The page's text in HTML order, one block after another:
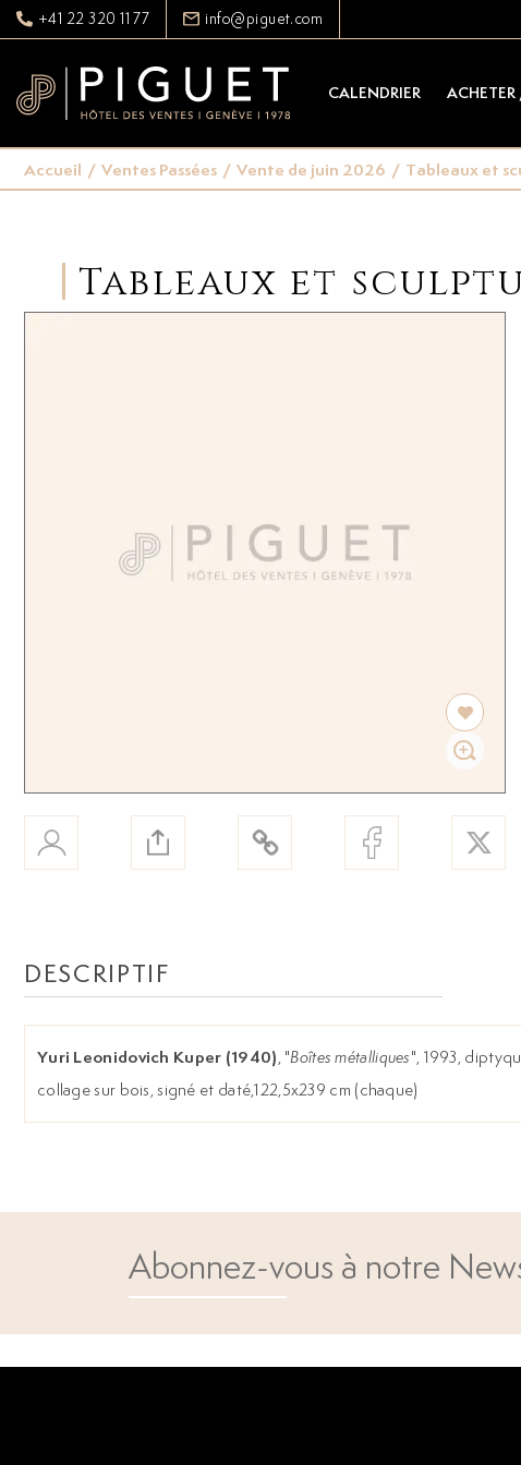
+41 22 320 11 77 info@piguet.com
CALENDRIER ACHETER
Accueil / Ventes Passées / Vente de juin 2026 / Tableaux et
Tableaux et
DESCRIPTIF
Yuri Leonidovich Kuper (1940), "Boîtes métalliques", 1993,
collage sur bois, signé et daté,122,5x239 cm (chaque)
Abonnez-vous à notre